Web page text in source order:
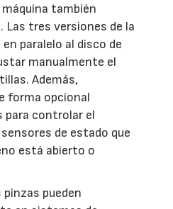
también
Las tres versiones de la
paralelo al disco de
manualmente el
Además,
forma opcional
para controlar el
de estado que
está abierto o
pueden